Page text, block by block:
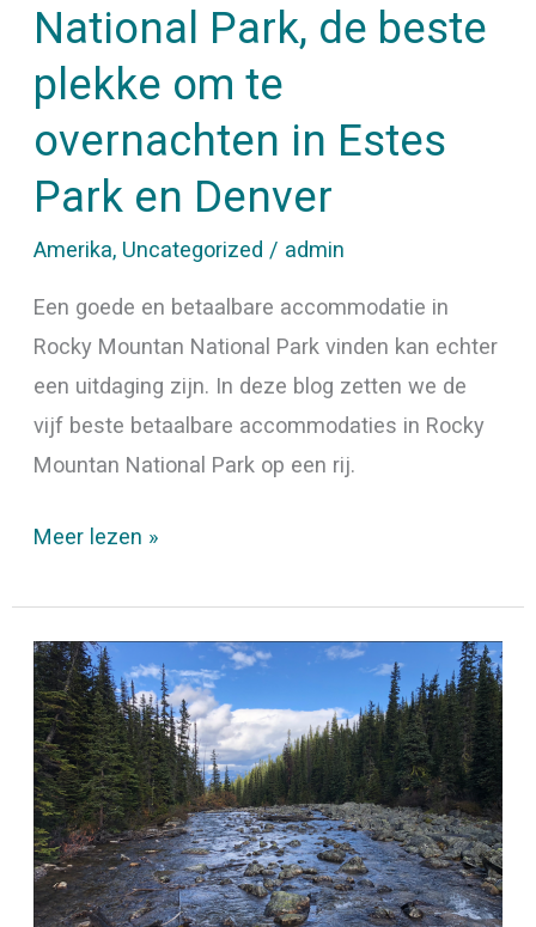
National Park, de beste
plekke om te
overnachten in Estes
Park en Denver
Amerika, Uncategorized / admin
Een goede en betaalbare accommodatie in
Rocky Mountan National Park vinden kan echter
een uitdaging zijn. In deze blog zetten we de
vijf beste betaalbare accommodaties in Rocky
Mountan National Park op een rij.
in
Park
en
Denver
Meer lezen »
5
betaalbare
accommodaties
in
Jasper
National
Park